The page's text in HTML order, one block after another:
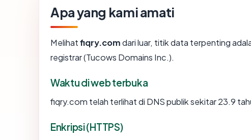
Apa yang kami amati
Melihatfiqry.comdari luar, titik data terpenting
registrar (Tucows Domains Inc.).
Waktu di web terbuka
fiqry.com telah terlihat di DNS publik sekitar 23.9
Enkripsi (HTTPS)